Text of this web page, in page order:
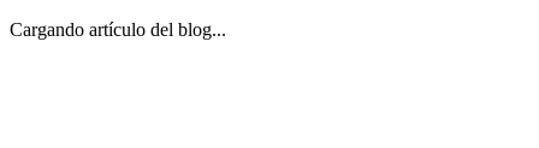
Cargando artículo del blog...